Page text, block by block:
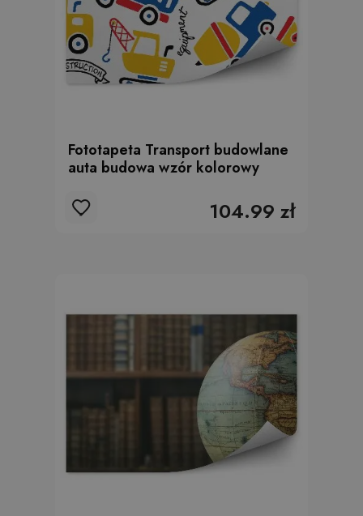
Fototapeta Transport budowlane
auta budowa wzór kolorowy
104.99 zł